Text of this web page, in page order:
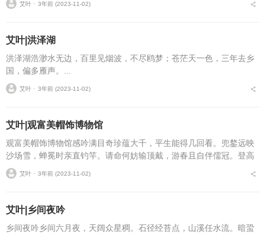
艾叶 ⋅ 3年前 (2023-11-02)
艾叶|洪泽湖
洪泽湖浩渺水无边，百里见烟波，不尽鸥梦；苍茫天一色，三年去乡
国，偏多雁声。...
艾叶 ⋅ 3年前 (2023-11-02)
艾叶|观富美帽饰博物馆
观富美帽饰博物馆感吟满目奇珍蕴大千，平生能得几回看。兜鍪远映
沙场雪，蝉冕时亲直钓竿。请命何妨输顶戴，游春且自伴儒冠。登高
但任风吹帽，不惜乌纱配做官！...
艾叶 ⋅ 3年前 (2023-11-02)
艾叶|乡间夜吟
乡间夜吟乡间六月夜，天阔众星稠。石径经苔点，山溪任水流。暗蛩